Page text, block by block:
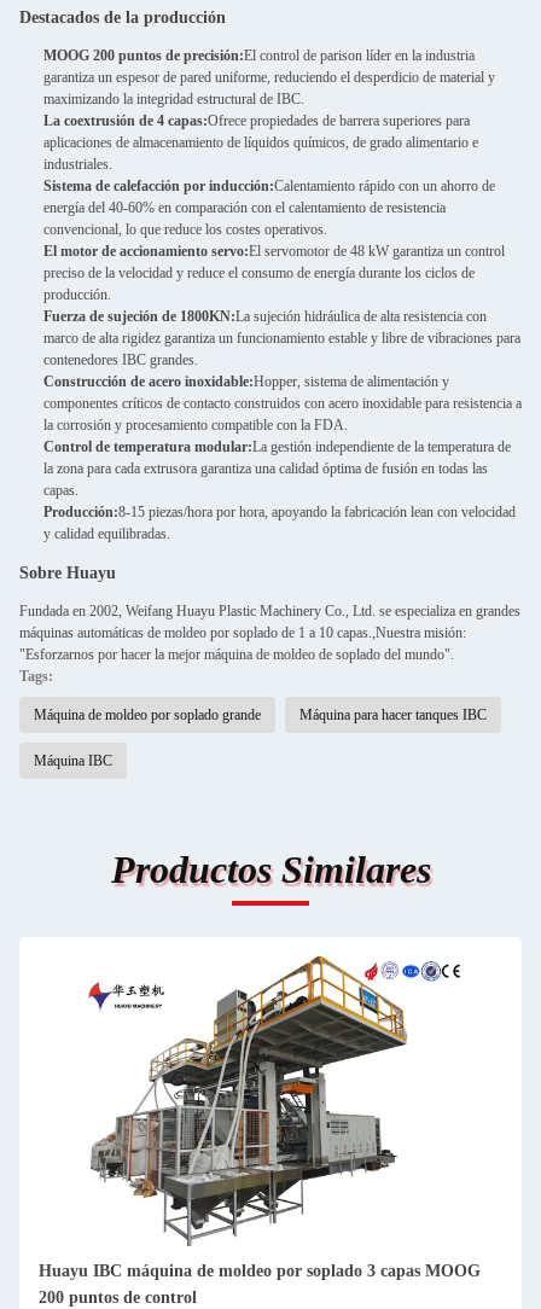
Destacados de la producción
MOOG 200 puntos de precisión:El control de parison líder en la industria
garantiza un espesor de pared uniforme, reduciendo el desperdicio de material y
maximizando la integridad estructural de IBC.
La coextrusión de 4 capas:Ofrece propiedades de barrera superiores para
aplicaciones de almacenamiento de líquidos químicos, de grado alimentario e
industriales.
Sistema de calefacción por inducción:Calentamiento rápido con un ahorro de
energía del 40-60% en comparación con el calentamiento de resistencia
convencional, lo que reduce los costes operativos.
El motor de accionamiento servo:El servomotor de 48 kW garantiza un control
preciso de la velocidad y reduce el consumo de energía durante los ciclos de
producción.
Fuerza de sujeción de 1800KN:La sujeción hidráulica de alta resistencia con
marco de alta rigidez garantiza un funcionamiento estable y libre de vibraciones para
contenedores IBC grandes.
Construcción de acero inoxidable:Hopper, sistema de alimentación y
componentes críticos de contacto construidos con acero inoxidable para resistencia a
la corrosión y procesamiento compatible con la FDA.
Control de temperatura modular:La gestión independiente de la temperatura de
la zona para cada extrusora garantiza una calidad óptima de fusión en todas las
capas.
Producción:8-15 piezas/hora por hora, apoyando la fabricación lean con velocidad
y calidad equilibradas.
Sobre Huayu
Fundada en 2002, Weifang Huayu Plastic Machinery Co., Ltd. se especializa en grandes
máquinas automáticas de moldeo por soplado de 1 a 10 capas.,Nuestra misión:
"Esforzarnos por hacer la mejor máquina de moldeo de soplado del mundo".
Tags:
Máquina de moldeo por soplado grande Máquina para hacer tanques IBC
Máquina IBC
Productos Similares
Huayu IBC máquina de moldeo por soplado 3 capas MOOG
200 puntos de control